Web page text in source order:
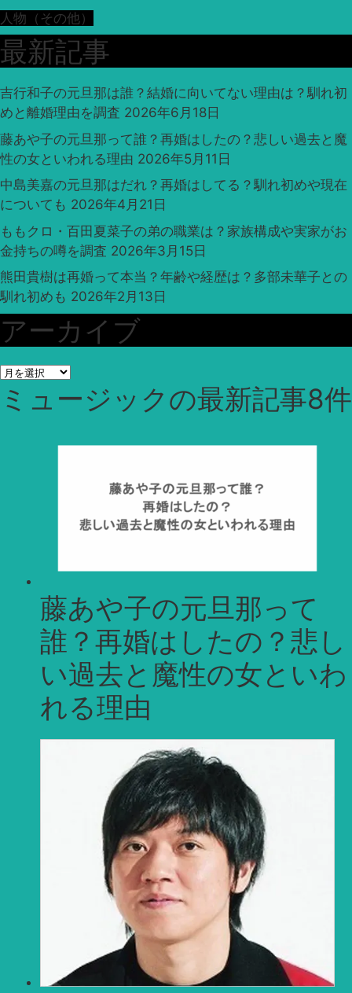
人物（その他）
最新記事
吉行和子の元旦那は誰？結婚に向いてない理由は？馴れ初
めと離婚理由を調査 2026年6月18日
藤あや子の元旦那って誰？再婚はしたの？悲しい過去と魔
性の女といわれる理由 2026年5月11日
中島美嘉の元旦那はだれ？再婚はしてる？馴れ初めや現在
についても 2026年4月21日
ももクロ・百田夏菜子の弟の職業は？家族構成や実家がお
金持ちの噂を調査 2026年3月15日
熊田貴樹は再婚って本当？年齢や経歴は？多部未華子との
馴れ初めも 2026年2月13日
アーカイブ
ア
ー
カミュージックの最新記事8件
藤あや子の元旦那って
誰？再婚はしたの？悲し
い過去と魔性の女といわ
れる理由